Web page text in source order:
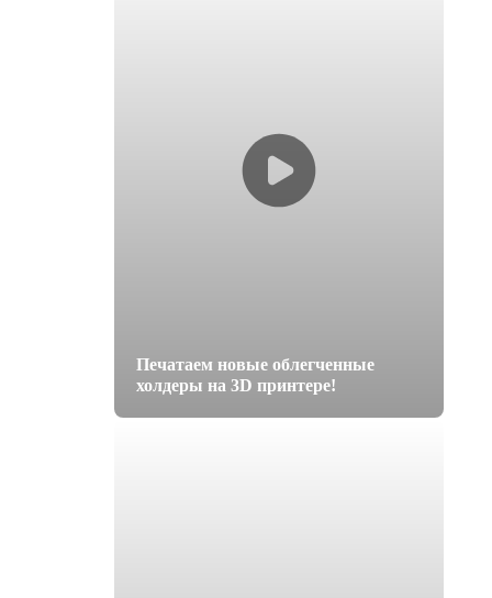
Печатаем новые облегченные
холдеры на 3D принтере!